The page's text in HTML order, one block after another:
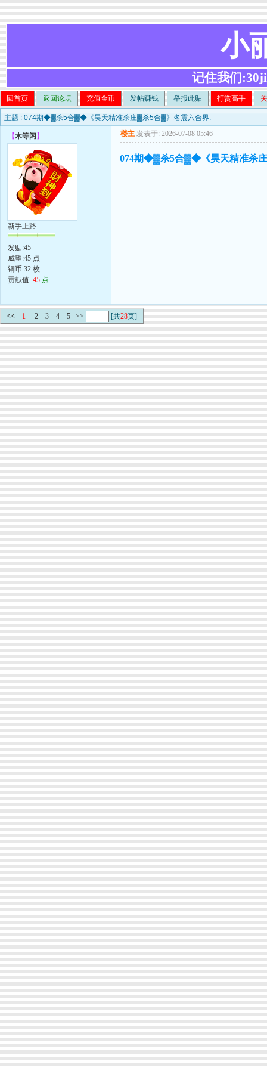
小
记住我们
回首页 返回论坛 充值金币 发帖赚钱 举报此贴 打赏高手
主题 : 074期◆▓杀5合▓◆《昊天精准杀庄▓杀5合▓》名震六合界.
【木等闲 】
新手上路
发贴:45
威望:45 点
铜币:32 枚
贡献值: 45 点
楼主 发表于: 2026-07-08 05:46
074期◆▓杀5合▓◆《昊天精准杀
<< 1 2 3 4 5 >> [共28页]